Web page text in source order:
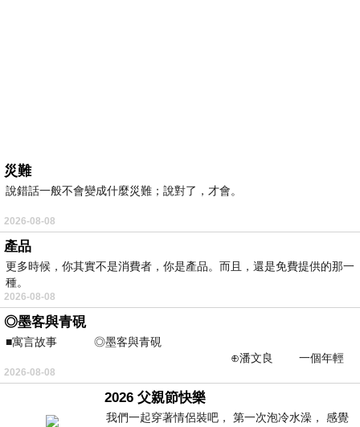
災難
說錯話一般不會變成什麼災難；說對了，才會。
2026-08-08
產品
更多時候，你其實不是消費者，你是產品。而且，還是免費提供的那一
種。
2026-08-08
◎墨客與青硯
■寓言故事 ◎墨客與青硯
⊕潘文良 一個年輕
的墨客，在京城的古玩肆裡
2026-08-08
2026 父親節快樂
我們一起穿著情侶裝吧， 第一次泡冷水澡， 感覺